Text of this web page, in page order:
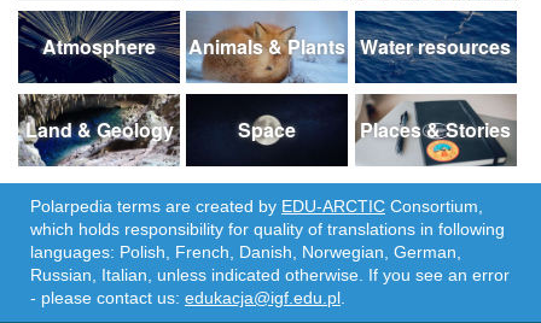
Atmosphere Animals & Plants Water resources
Land & Geology Space Places & Stories
Polarpedia terms are created by EDU-ARCTIC Consortium,
which holds responsibility for quality of translations in following
languages: Polish, French, Danish, Norwegian, German,
Russian, Italian, unless indicated otherwise. If you see an error
- please contact us: edukacja@igf.edu.pl